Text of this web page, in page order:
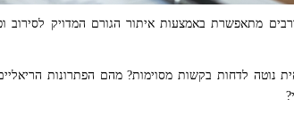
מתאפשרת באמצעות איתור הגורם המדויק לסירוב
נוטה לדחות בקשות מסוימות? מהם הפתרונות